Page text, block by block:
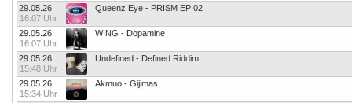
29.05.26
16:07 Uhr
Queenz Eye - PRISM EP 02
29.05.26
16:07 Uhr
WING - Dopamine
29.05.26
15:48 Uhr
Undefined - Defined Riddim
29.05.26
15:34 Uhr
Akmuo - Gijimas